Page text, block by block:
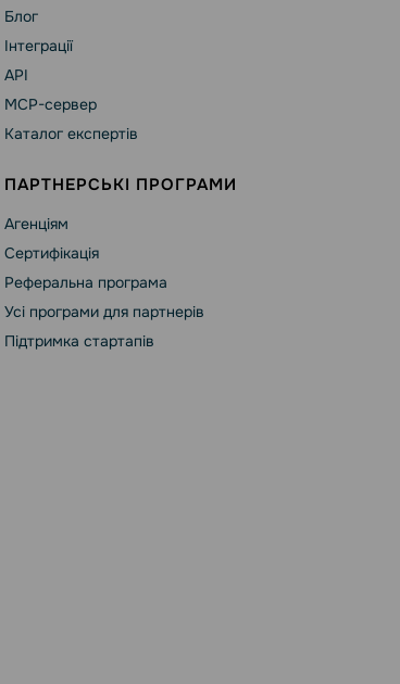
Блог
Інтеграції
API
MCP-сервер
Каталог експертів
ПАРТНЕРСЬКІ ПРОГРАМИ
Агенціям
Сертифікація
Реферальна програма
Усі програми для партнерів
Підтримка стартапів